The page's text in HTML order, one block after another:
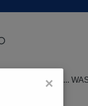
×
TIPPS ...